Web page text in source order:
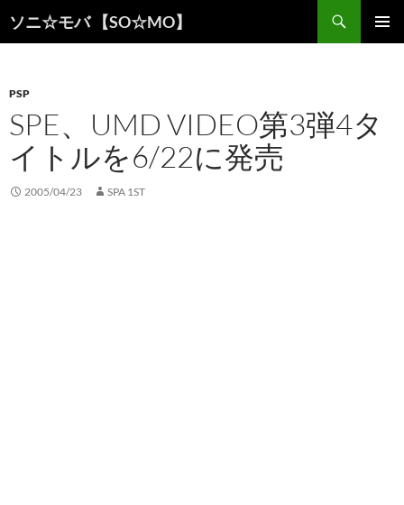
ソニ☆モバ 【SO☆MO】
索
ン
ツ
へ
ッ
PSP
SPE、UMD VIDEO第3弾4タ
イトルを6/22に発売
2005/04/23 SPA 1ST